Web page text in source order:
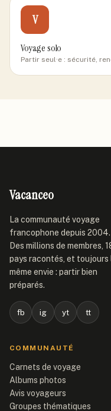
V
Voyage solo
Partir seul·e : sécurité,
Vacanceo
La communauté voyage
francophone depuis 2004.
Des millions de membres,
pays racontés, et toujours
même envie : partir bien
préparés.
fb ig yt tt
COMMUNAUTÉ
Carnets de voyage
Albums photos
Avis voyageurs
Groupes thématiques